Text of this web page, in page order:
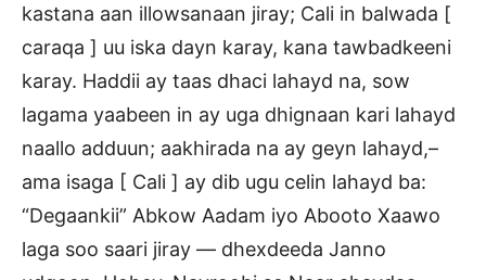
kastana aan illowsanaan jiray; Cali in balwada [
caraqa ] uu iska dayn karay, kana tawbadkeeni
karay. Haddii ay taas dhaci lahayd na, sow
lagama yaabeen in ay uga dhignaan kari lahayd
naallo adduun; aakhirada na ay geyn lahayd,–
ama isaga [ Cali ] ay dib ugu celin lahayd ba:
“Degaankii” Abkow Aadam iyo Abooto Xaawo
laga soo saari jiray — dhexdeeda Janno